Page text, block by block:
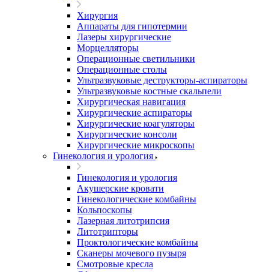
Хирургия
Аппараты для гипотермии
Лазеры хирургические
Морцелляторы
Операционные светильники
Операционные столы
Ультразвуковые деструкторы-аспираторы
Ультразвуковые костные скальпели
Хирургическая навигация
Хирургические аспираторы
Хирургические коагуляторы
Хирургические консоли
Хирургические микроскопы
Гинекология и урология
Гинекология и урология
Акушерские кровати
Гинекологические комбайны
Кольпоскопы
Лазерная литотрипсия
Литотрипторы
Проктологические комбайны
Сканеры мочевого пузыря
Смотровые кресла